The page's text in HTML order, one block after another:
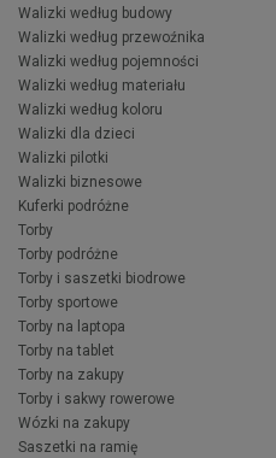
Walizki według budowy
Walizki według przewoźnika
Walizki według pojemności
Walizki według materiału
Walizki według koloru
Walizki dla dzieci
Walizki pilotki
Walizki biznesowe
Kuferki podróżne
Torby
Torby podróżne
Torby i saszetki biodrowe
Torby sportowe
Torby na laptopa
Torby na tablet
Torby na zakupy
Torby i sakwy rowerowe
Wózki na zakupy
Saszetki na ramię